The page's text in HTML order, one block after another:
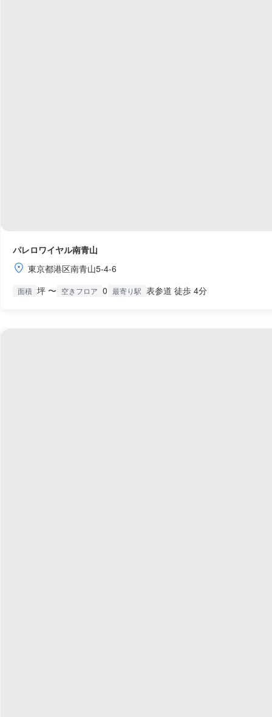
パレロワイヤル南青山
東京都港区南青山5-4-6
面積 坪 〜 空きフロア 0 最寄り駅 表参道 徒歩 4分